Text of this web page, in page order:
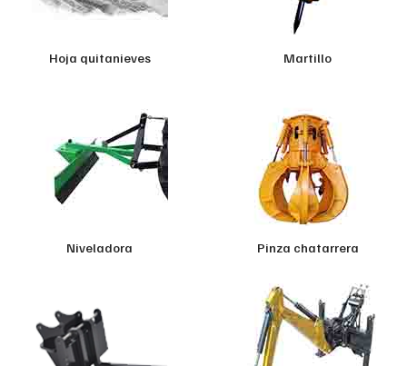
Hoja quitanieves Martillo
Niveladora Pinza chatarrera